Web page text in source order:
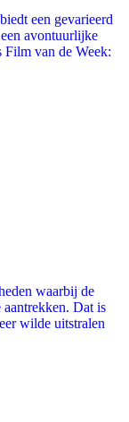
een gevarieerd
avontuurlijke
van de Week:
waarbij de
aantrekken. Dat is
wilde uitstralen